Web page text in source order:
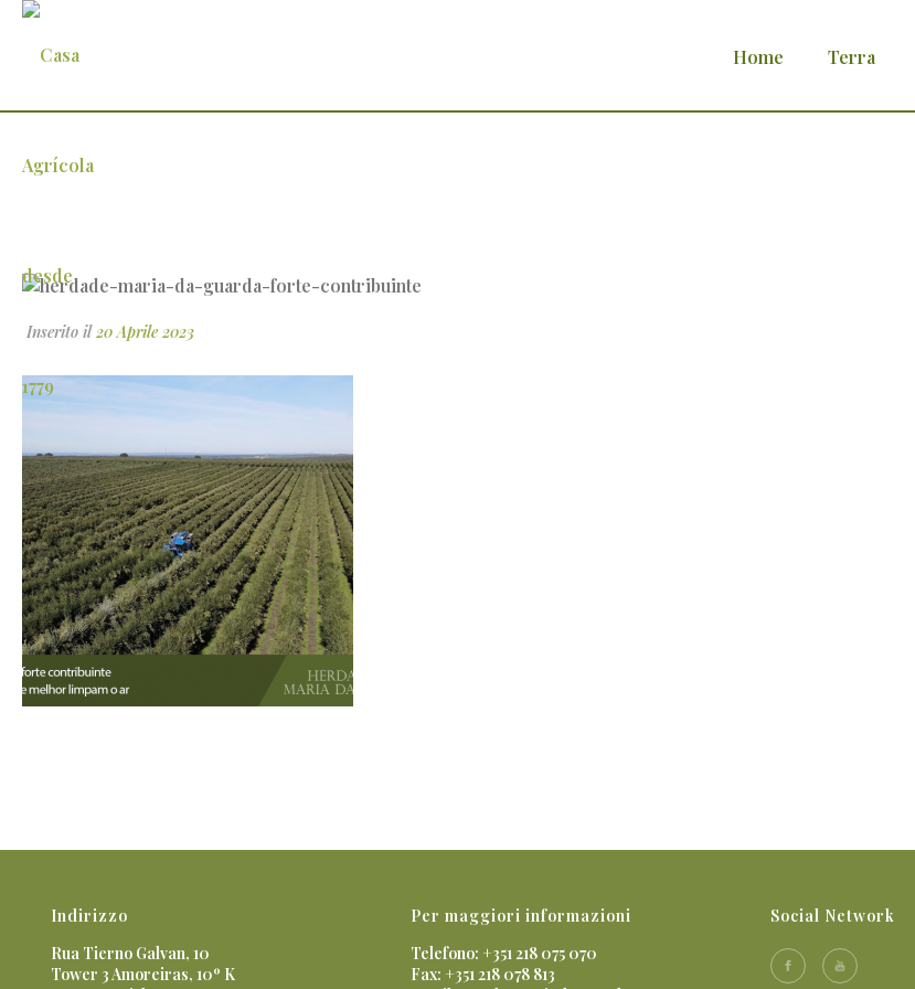
Home Terra
herdade-maria-da-guarda-forte-contribuinte
Inserito il20 Aprile 2023
Indirizzo
Rua Tierno Galvan, 10
Tower 3 Amoreiras, 10º K
Per maggiori informazioni
Telefono: +351 218 075 070
Fax: +351 218 078 813
Social Network